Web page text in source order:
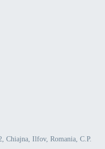
Chiajna, Ilfov, Romania, C.P.